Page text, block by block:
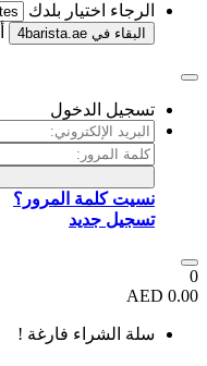
الرجاء اختيار بلدك
البقاء في 4barista.ae
تسجيل الدخول
نسيت كلمة المرور؟
تسجيل جديد
0
0.00 AED
سلة الشراء فارغة !